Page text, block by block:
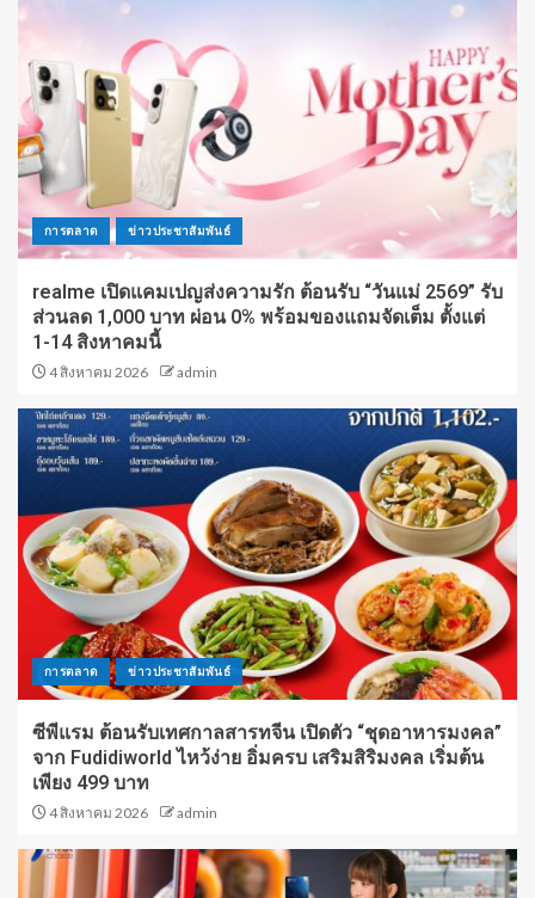
การตลาด ข่าวประชาสัมพันธ์
realme เปิดแคมเปญส่งความรัก ต้อนรับ “วันแม่ 2569” รับ
ส่วนลด 1,000 บาท ผ่อน 0% พร้อมของแถมจัดเต็ม ตั้งแต่
1-14 สิงหาคมนี้
4 สิงหาคม 2026 admin
การตลาด ข่าวประชาสัมพันธ์
ซีพีแรม ต้อนรับเทศกาลสารทจีน เปิดตัว “ชุดอาหารมงคล”
จาก Fudidiworld ไหว้ง่าย อิ่มครบ เสริมสิริมงคล เริ่มต้น
เพียง 499 บาท
4 สิงหาคม 2026 admin